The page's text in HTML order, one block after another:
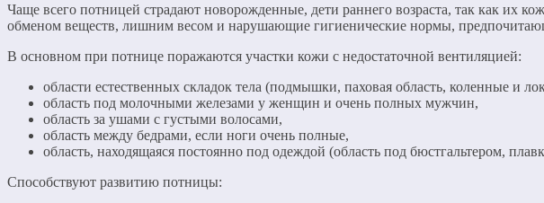
Чаще всего потницей страдают новорожденные, дети раннего возраста, так как их
обменом веществ, лишним весом и нарушающие гигиенические нормы,
В основном при потнице поражаются участки кожи с недостаточной вентиляцией:
области естественных складок тела (подмышки, паховая область, коленные и
область под молочными железами у женщин и очень полных мужчин,
область за ушами с густыми волосами,
область между бедрами, если ноги очень полные,
область, находящаяся постоянно под одеждой (область под бюстгальтером,
Способствуют развитию потницы: